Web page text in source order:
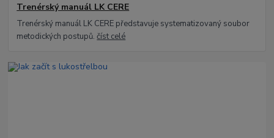
Trenérský manuál LK CERE
Trenérský manuál LK CERE představuje systematizovaný soubor
metodických postupů.číst celé